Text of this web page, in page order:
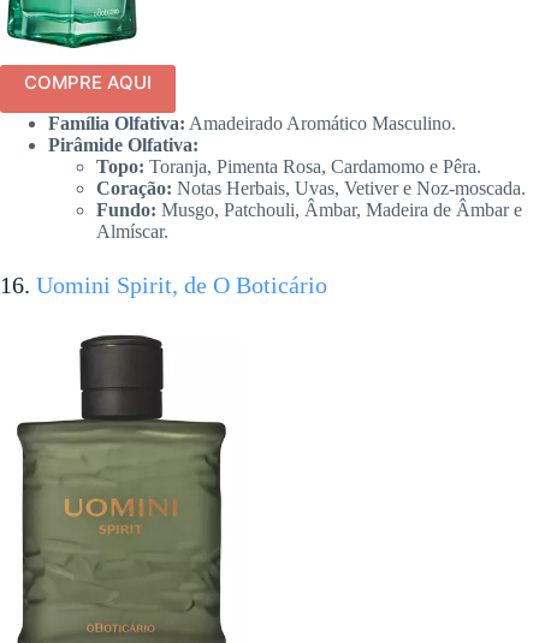
COMPRE AQUI
Família Olfativa: Amadeirado Aromático Masculino.
Pirâmide Olfativa:
Topo: Toranja, Pimenta Rosa, Cardamomo e Pêra.
Coração: Notas Herbais, Uvas, Vetiver e Noz-moscada.
Fundo: Musgo, Patchouli, Âmbar, Madeira de Âmbar e
Almíscar.
16. Uomini Spirit, de O Boticário